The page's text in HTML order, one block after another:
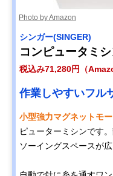
Photo by Amazon
シンガー(SINGER)
コンピュータミ
税込み71,280円（
作業しやすいフル
小型強力マグネットモ
ピューターミシンです
ソーイングスペースが